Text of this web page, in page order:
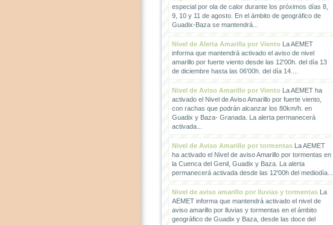
especial por ola de calor durante los próximos días 8,
9, 10 y 11 de agosto. En el ámbito de geográfico de
Guadix-Baza se mantendrá...
Nivel de Alerta Amarilla por VientoLa AEMET
informa que mantendrá activado el aviso de nivel
amarillo por fuerte viento desde las 12'00h. del día 13
de diciembre hasta las 06'00h. del día 14....
Nivel de Aviso Amarillo por VientoLa AEMET ha
activado el Nivel de Aviso Amarillo por fuerte viento,
con rachas que podrán alcanzar los 80km/h. en
Guadix y Baza- Granada. La alerta permanecerá
activada...
Nivel de Aviso Amarillo por tormentasLa AEMET
ha activado el Nivel de aviso Amarillo por tormentas en
la Cuenca del Genil, Guadix y Baza. La alerta
permanecerá activada desde las 12'00h del mediodía...
Nivel de aviso amarillo por lluvias y tormentasLa
AEMET informa que mantendrá activado el nivel de
aviso amarillo por lluvias y tormentas en el ámbito
geográfico de Guadix y Baza, desde las doce del